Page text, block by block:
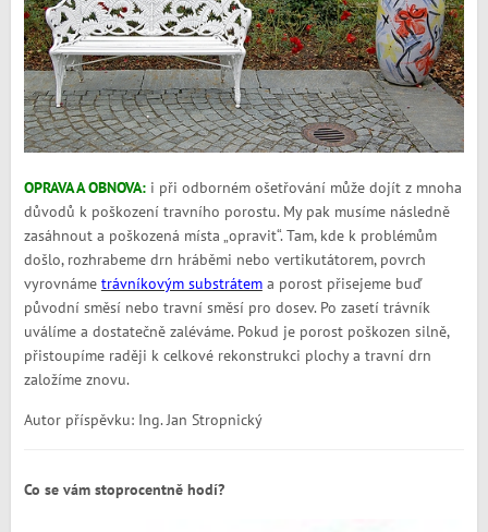
OPRAVA A OBNOVA: i při odborném ošetřování může dojít z mnoha
důvodů k poškození travního porostu. My pak musíme následně
zasáhnout a poškozená místa „opravit“. Tam, kde k problémům
došlo, rozhrabeme drn hráběmi nebo vertikutátorem, povrch
vyrovnáme trávníkovým substrátema porost přisejeme buď
původní směsí nebo travní směsí pro dosev. Po zasetí trávník
uválíme a dostatečně zaléváme. Pokud je porost poškozen silně,
přistoupíme raději k celkové rekonstrukci plochy a travní drn
založíme znovu.
Autor příspěvku: Ing. Jan Stropnický
Co se vám stoprocentně hodí?